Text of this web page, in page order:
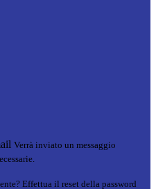
Verrà inviato un messaggio
Effettua il reset della password